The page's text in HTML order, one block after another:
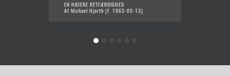
EN HØJERE RETFÆRDIGHED
Af Michael Hjorth (f. 1963-05-13)